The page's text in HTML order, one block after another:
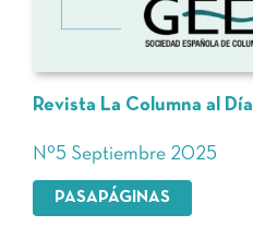
Revista La Columna al Día
Nº5 Septiembre 2025
PASAPÁGINAS